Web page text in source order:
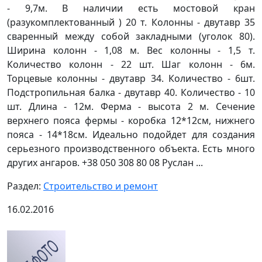
- 9,7м. В наличии есть мостовой кран
(разукомплектованный ) 20 т. Колонны - двутавр 35
сваренный между собой закладными (уголок 80).
Ширина колонн - 1,08 м. Вес колонны - 1,5 т.
Количество колонн - 22 шт. Шаг колонн - 6м.
Торцевые колонны - двутавр 34. Количество - 6шт.
Подстропильная балка - двутавр 40. Количество - 10
шт. Длина - 12м. Ферма - высота 2 м. Сечение
верхнего пояса фермы - коробка 12*12см, нижнего
пояса - 14*18см. Идеально подойдет для создания
серьезного производственного объекта. Есть много
других ангаров. +38 050 308 80 08 Руслан ...
Раздел: Строительство и ремонт
16.02.2016